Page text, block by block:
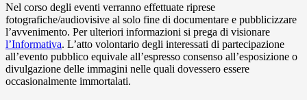
Nel corso degli eventi verranno effettuate riprese
fotografiche/audiovisive al solo fine di documentare e pubblicizzare
l’avvenimento. Per ulteriori informazioni si prega di visionare
l’Informativa. L’atto volontario degli interessati di partecipazione
all’evento pubblico equivale all’espresso consenso all’esposizione o
divulgazione delle immagini nelle quali dovessero essere
occasionalmente immortalati.